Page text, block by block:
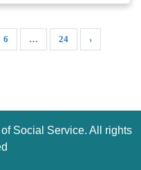
智能、機械人及智能
會」不僅讓公眾體驗
的支持，使「樂齡科
。 下載博覽相片
Mr Chris Sun,
HKSAR, said at
The ageing
but also
the largest event
6 … 24 ›
Social Service. All rights